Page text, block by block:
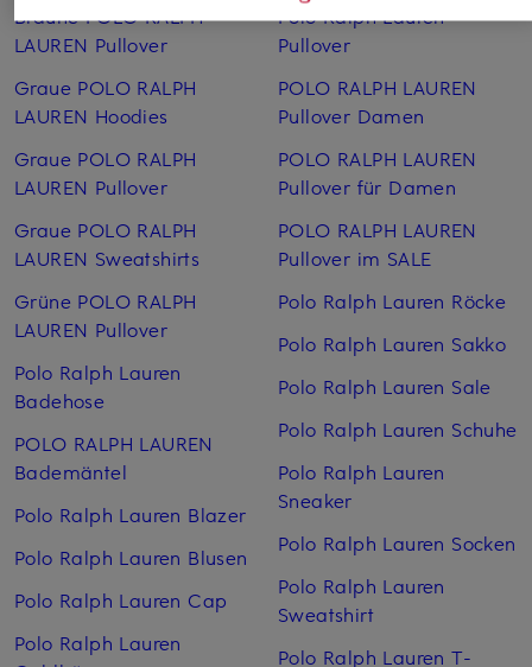
Braune POLO RALPH
LAUREN Pullover
Graue POLO RALPH
LAUREN Hoodies
Graue POLO RALPH
LAUREN Pullover
Graue POLO RALPH
LAUREN Sweatshirts
Grüne POLO RALPH
LAUREN Pullover
Polo Ralph Lauren
Badehose
POLO RALPH LAUREN
Bademäntel
Polo Ralph Lauren Blazer
Polo Ralph Lauren Blusen
Polo Ralph Lauren Cap
Polo Ralph Lauren
Polo Ralph Lauren
Pullover
POLO RALPH LAUREN
Pullover Damen
POLO RALPH LAUREN
Pullover für Damen
POLO RALPH LAUREN
Pullover im SALE
Polo Ralph Lauren Röcke
Polo Ralph Lauren Sakko
Polo Ralph Lauren Sale
Polo Ralph Lauren Schuhe
Polo Ralph Lauren
Sneaker
Polo Ralph Lauren Socken
Polo Ralph Lauren
Sweatshirt
Polo Ralph Lauren T-